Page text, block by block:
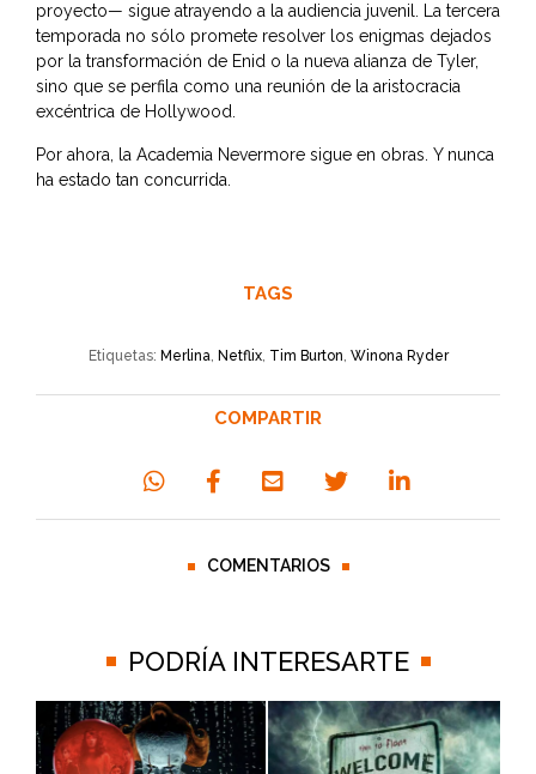
proyecto— sigue atrayendo a la audiencia juvenil. La tercera
temporada no sólo promete resolver los enigmas dejados
por la transformación de Enid o la nueva alianza de Tyler,
sino que se perfila como una reunión de la aristocracia
excéntrica de Hollywood.
Por ahora, la Academia Nevermore sigue en obras. Y nunca
ha estado tan concurrida.
TAGS
Etiquetas: Merlina, Netflix, Tim Burton, Winona Ryder
COMPARTIR
COMENTARIOS
PODRÍA INTERESARTE